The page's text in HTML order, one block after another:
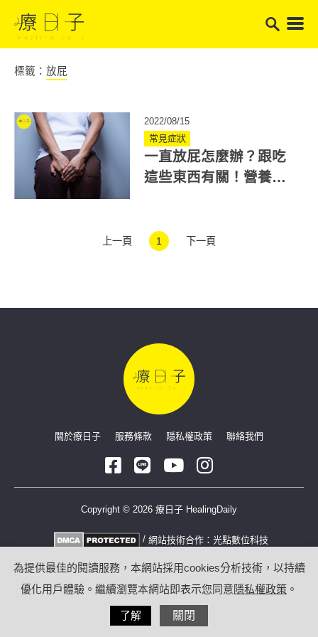
標籤： 放屁
2022/08/15
常見症狀
一直放屁怎麼辦？跟吃
這些東西有關！營養
上一頁 1 下一頁
關於療日子 服務條款 隱私權政策 聯絡我們
Copyright © 2026 療日子 HealingDaily
/ 網站技術合作： 光點數位科技
為提供最佳的閱讀服務，本網站採用cookies分析技術，以持續
優化用戶體驗。繼續瀏覽本網站即表示您同意隱私權政策 。
了解 關閉